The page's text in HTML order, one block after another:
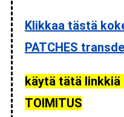
Klikkaa tästä
PATCHES
käytä tätä linkkiä
TOIMITUS